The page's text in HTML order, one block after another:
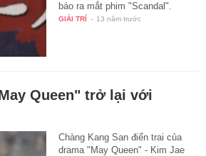
báo ra mắt phim "Scandal".
GIẢI TRÍ - 13 năm trước
Queen" trở lại với
Chàng Kang San điển trai của
drama "May Queen" - Kim Jae